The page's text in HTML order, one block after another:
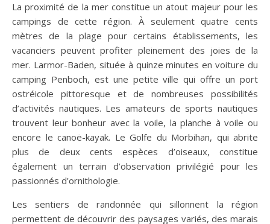
La proximité de la mer constitue un atout majeur pour les
campings de cette région. À seulement quatre cents
mètres de la plage pour certains établissements, les
vacanciers peuvent profiter pleinement des joies de la
mer. Larmor-Baden, située à quinze minutes en voiture du
camping Penboch, est une petite ville qui offre un port
ostréicole pittoresque et de nombreuses possibilités
d’activités nautiques. Les amateurs de sports nautiques
trouvent leur bonheur avec la voile, la planche à voile ou
encore le canoë-kayak. Le Golfe du Morbihan, qui abrite
plus de deux cents espèces d’oiseaux, constitue
également un terrain d’observation privilégié pour les
passionnés d’ornithologie.
Les sentiers de randonnée qui sillonnent la région
permettent de découvrir des paysages variés, des marais